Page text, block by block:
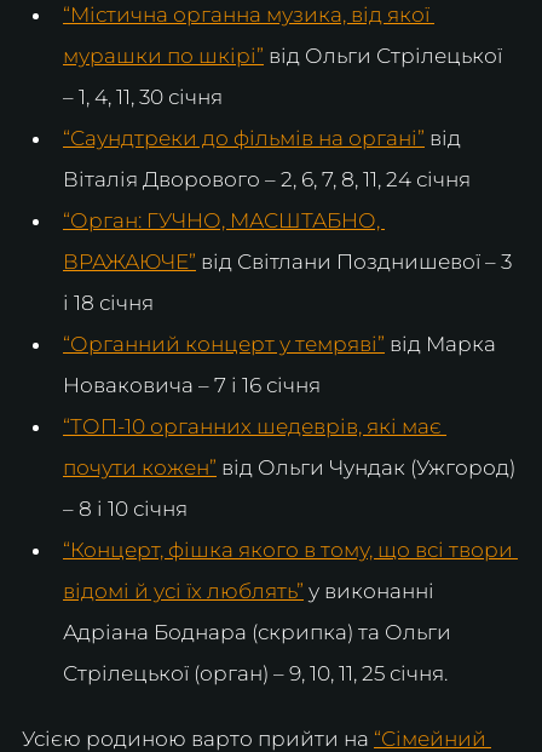
“Містична органна музика, від якої
мурашки по шкірі” від Ольги Стрілецької
– 1, 4, 11, 30 січня
“Саундтреки до фільмів на органі” від
Віталія Дворового – 2, 6, 7, 8, 11, 24 січня
“Орган: ГУЧНО, МАСШТАБНО,
ВРАЖАЮЧЕ” від Світлани Позднишевої – 3
і 18 січня
“Органний концерт у темряві” від Марка
Новаковича – 7 і 16 січня
“ТОП-10 органних шедеврів, які має
почути кожен” від Ольги Чундак (Ужгород)
– 8 і 10 січня
“Концерт, фішка якого в тому, що всі твори
відомі й усі їх люблять” у виконанні
Адріана Боднара (скрипка) та Ольги
Стрілецької (орган) – 9, 10, 11, 25 січня.
Усією родиною варто прийти на “Сімейний